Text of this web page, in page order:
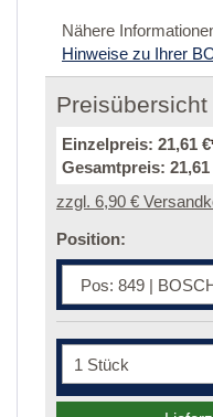
Nähere
Hinweise zu Ihrer
Preisübersicht
Einzelpreis: 21,61 €
Gesamtpreis: 21,61
zzgl. 6,90 €
Position: